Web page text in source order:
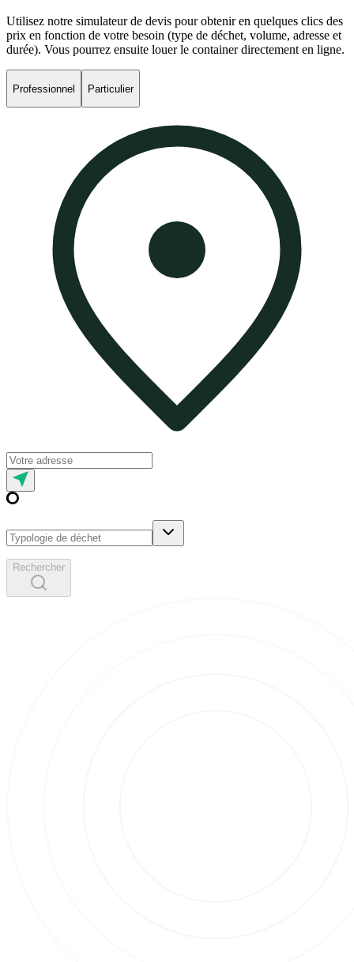
Utilisez notre simulateur de devis pour obtenir en quelques clics des
prix en fonction de votre besoin (type de déchet, volume, adresse et
durée). Vous pourrez ensuite louer le container directement en ligne.
Professionnel Particulier
Rechercher